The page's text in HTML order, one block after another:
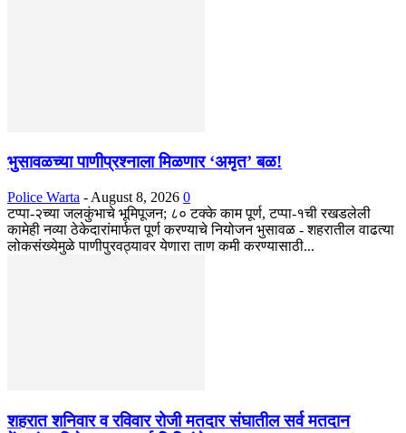
भुसावळच्या पाणीप्रश्नाला मिळणार ‘अमृत’ बळ!
Police Warta - August 8, 2026 0
टप्पा-२च्या जलकुंभाचे भूमिपूजन; ८० टक्के काम पूर्ण, टप्पा-१ची रखडलेली
कामेही नव्या ठेकेदारांमार्फत पूर्ण करण्याचे नियोजन भुसावळ - शहरातील वाढत्या
लोकसंख्येमुळे पाणीपुरवठ्यावर येणारा ताण कमी करण्यासाठी...
शहरात शनिवार व रविवार रोजी मतदार संघातील सर्व मतदान